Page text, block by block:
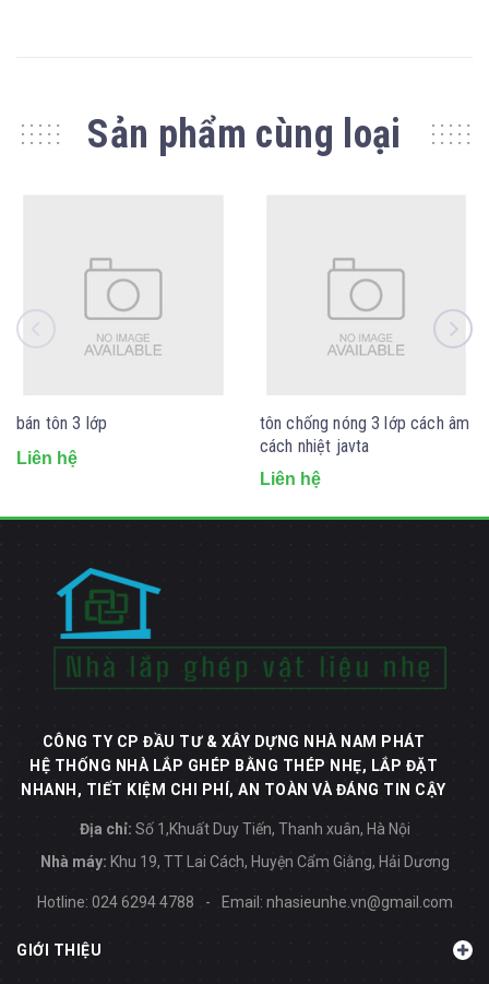
Sản phẩm cùng loại
bán tôn 3 lớp
Liên hệ
tôn chống nóng 3 lớp cách âm
cách nhiệt javta
Liên hệ
CÔNG TY CP ĐẦU TƯ & XÂY DỰNG NHÀ NAM PHÁT
HỆ THỐNG NHÀ LẮP GHÉP BẰNG THÉP NHẸ, LẮP ĐẶT
NHANH, TIẾT KIỆM CHI PHÍ, AN TOÀN VÀ ĐÁNG TIN CẬY
Địa chỉ: Số 1,Khuất Duy Tiến, Thanh xuân, Hà Nội
Nhà máy: Khu 19, TT Lai Cách, Huyện Cẩm Giằng, Hải Dương
Hotline: 024 6294 4788 - Email: nhasieunhe.vn@gmail.com
GIỚI THIỆU